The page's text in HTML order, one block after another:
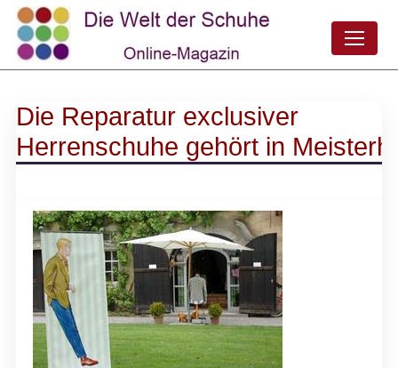
Die Reparatur exclusiver
Herrenschuhe gehört in